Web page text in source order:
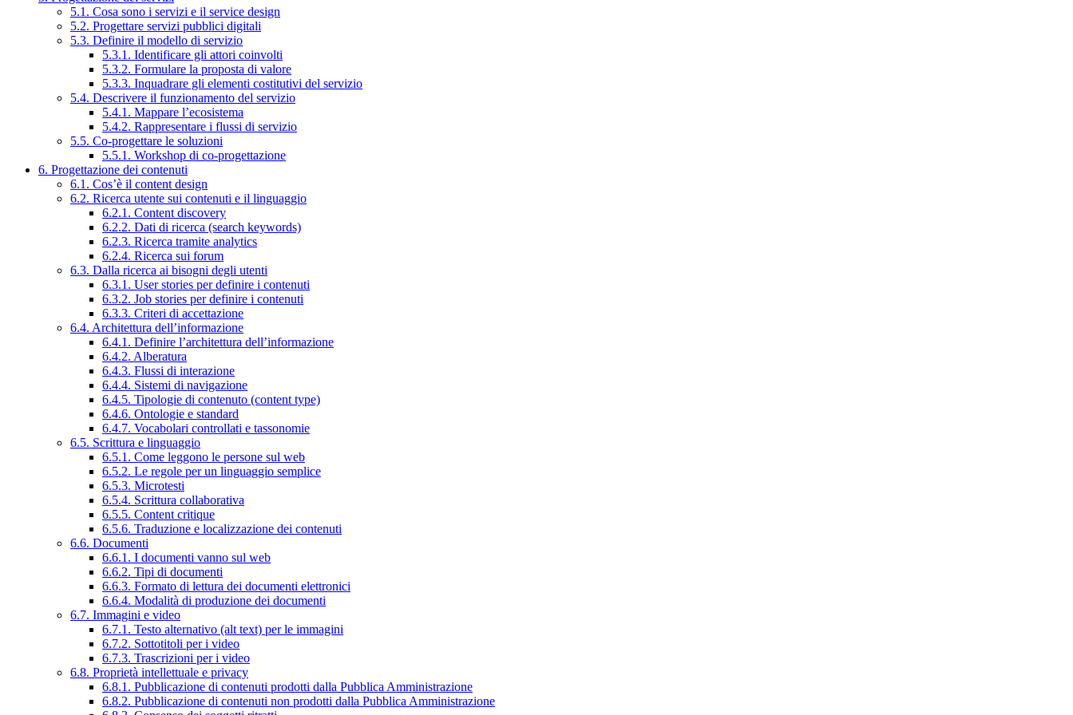
5.1. Cosa sono i servizi e il service design
5.2. Progettare servizi pubblici digitali
5.3. Definire il modello di servizio
5.3.1. Identificare gli attori coinvolti
5.3.2. Formulare la proposta di valore
5.3.3. Inquadrare gli elementi costitutivi del servizio
5.4. Descrivere il funzionamento del servizio
5.4.1. Mappare l’ecosistema
5.4.2. Rappresentare i flussi di servizio
5.5. Co-progettare le soluzioni
5.5.1. Workshop di co-progettazione
6. Progettazione dei contenuti
6.1. Cos’è il content design
6.2. Ricerca utente sui contenuti e il linguaggio
6.2.1. Content discovery
6.2.2. Dati di ricerca (search keywords)
6.2.3. Ricerca tramite analytics
6.2.4. Ricerca sui forum
6.3. Dalla ricerca ai bisogni degli utenti
6.3.1. User stories per definire i contenuti
6.3.2. Job stories per definire i contenuti
6.3.3. Criteri di accettazione
6.4. Architettura dell’informazione
6.4.1. Definire l’architettura dell’informazione
6.4.2. Alberatura
6.4.3. Flussi di interazione
6.4.4. Sistemi di navigazione
6.4.5. Tipologie di contenuto (content type)
6.4.6. Ontologie e standard
6.4.7. Vocabolari controllati e tassonomie
6.5. Scrittura e linguaggio
6.5.1. Come leggono le persone sul web
6.5.2. Le regole per un linguaggio semplice
6.5.3. Microtesti
6.5.4. Scrittura collaborativa
6.5.5. Content critique
6.5.6. Traduzione e localizzazione dei contenuti
6.6. Documenti
6.6.1. I documenti vanno sul web
6.6.2. Tipi di documenti
6.6.3. Formato di lettura dei documenti elettronici
6.6.4. Modalità di produzione dei documenti
6.7. Immagini e video
6.7.1. Testo alternativo (alt text) per le immagini
6.7.2. Sottotitoli per i video
6.7.3. Trascrizioni per i video
6.8. Proprietà intellettuale e privacy
6.8.1. Pubblicazione di contenuti prodotti dalla Pubblica Amministrazione
6.8.2. Pubblicazione di contenuti non prodotti dalla Pubblica Amministrazione